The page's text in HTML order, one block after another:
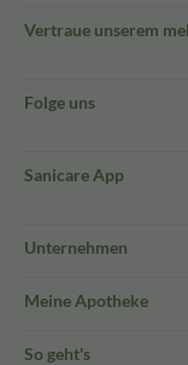
Vertraue unserem
Folge uns
Sanicare App
Unternehmen
Meine Apotheke
So geht's